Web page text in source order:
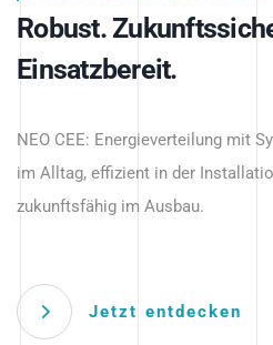
Intelligente
Robust.
Einsatzbereit.
NEO CEE: Energieverteilung mit
im Alltag, effizient in der
zukunftsfähig im Ausbau.
Jetzt entdecken
Intelligenz trifft
Anwendungen – robust, IP-
zukunftsfähig.